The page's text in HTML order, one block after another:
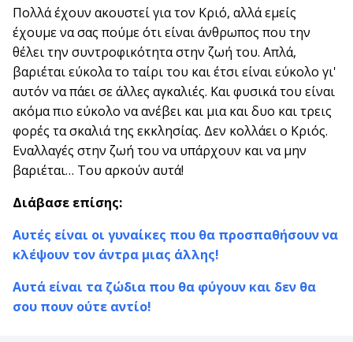
Πολλά έχουν ακουστεί για τον Κριό, αλλά εμείς
έχουμε να σας πούμε ότι είναι άνθρωπος που την
θέλει την συντροφικότητα στην ζωή του. Απλά,
βαριέται εύκολα το ταίρι του και έτσι είναι εύκολο γι'
αυτόν να πάει σε άλλες αγκαλιές. Και φυσικά του είναι
ακόμα πιο εύκολο να ανέβει και μια και δυο και τρεις
φορές τα σκαλιά της εκκλησίας. Δεν κολλάει ο Κριός.
Εναλλαγές στην ζωή του να υπάρχουν και να μην
βαριέται… Του αρκούν αυτά!
Διάβασε επίσης:
Αυτές είναι οι γυναίκες που θα προσπαθήσουν να
κλέψουν τον άντρα μιας άλλης!
Αυτά είναι τα ζώδια που θα φύγουν και δεν θα
σου πουν ούτε αντίο!